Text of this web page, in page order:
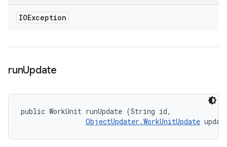
IOException
runUpdate
public WorkUnit runUpdate (String id,
ObjectUpdater.WorkUnitUpdate